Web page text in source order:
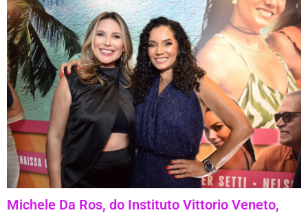
Michele Da Ros, do Instituto Vittorio Veneto,